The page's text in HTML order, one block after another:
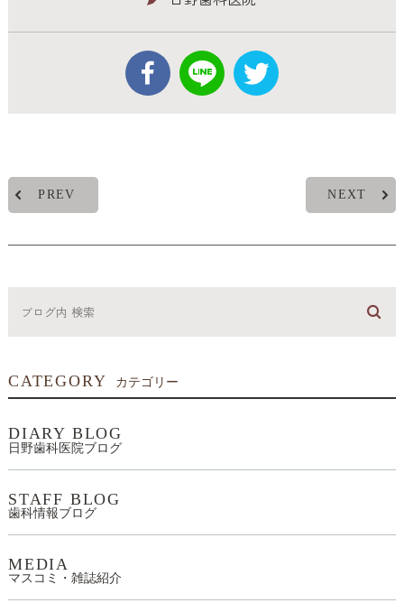
PREV NEXT
CATEGORY カテゴリー
DIARY BLOG
日野歯科医院ブログ
STAFF BLOG
歯科情報ブログ
MEDIA
マスコミ・雑誌紹介